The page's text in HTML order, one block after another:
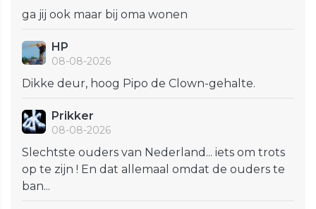
ga jij ook maar bij oma wonen
HP
08-08-2026
Dikke deur, hoog Pipo de Clown-gehalte.
Prikker
08-08-2026
Slechtste ouders van Nederland... iets om trots
op te zijn ! En dat allemaal omdat de ouders te
ban...